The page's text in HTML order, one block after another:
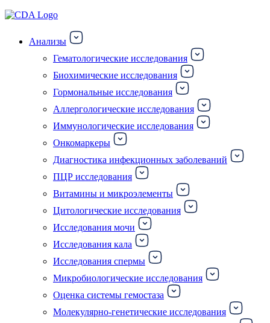
Анализы
Гематологические исследования
Биохимические исследования
Гормональные исследования
Аллергологические исследования
Иммунологические исследования
Онкомаркеры
Диагностика инфекционных заболеваний
ПЦР исследования
Витамины и микроэлементы
Цитологические исследования
Исследования мочи
Исследования кала
Исследования спермы
Микробиологические исследования
Оценка системы гемостаза
Молекулярно-генетические исследования